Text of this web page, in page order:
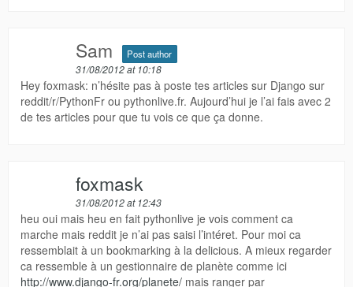
Sam Post author
31/08/2012 at 10:18
Hey foxmask: n’hésite pas à poste tes articles sur Django sur
reddit/r/PythonFr ou pythonlive.fr. Aujourd’hui je l’ai fais avec 2
de tes articles pour que tu vois ce que ça donne.
foxmask
31/08/2012 at 12:43
heu oui mais heu en fait pythonlive je vois comment ca
marche mais reddit je n’ai pas saisi l’intéret. Pour moi ca
ressemblait à un bookmarking à la delicious. A mieux regarder
ca ressemble à un gestionnaire de planète comme ici
http://www.django-fr.org/planete/ mais ranger par